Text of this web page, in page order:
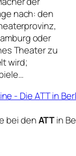
nach: den
oder
Theater zu
wird;
bei denATTin